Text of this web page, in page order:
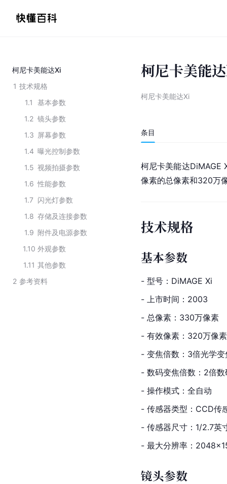
柯尼卡美能达Xi
1 技术规格
1.1
基本参数
1.2 镜头参数
1.3 屏幕参数
1.4 曝光控制参数
1.5 视频拍摄参数
1.6 性能参数
1.7 闪光灯参数
1.8 存储及连接参数
1.9 附件及电源参数
1.10 外观参数
1.11 其他参数
2 参考资料
柯尼卡美能
柯尼卡美能达Xi
条目
柯尼卡美能达DiMAGE
像素的总像素和320万
技术规格
基本参数
- 型号：DiMAGE Xi
- 上市时间：2003
- 总像素：330万像素
- 有效像素：320万像素
- 变焦倍数：3倍光学变
- 数码变焦倍数：2倍数
- 操作模式：全自动
- 传感器类型：CCD传
- 传感器尺寸：1/2.7英
- 最大分辨率：
镜头参数